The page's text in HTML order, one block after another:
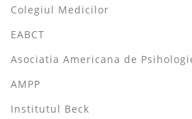
Colegiul Medicilor
EABCT
Asociatia Americana de
AMPP
Institutul Beck